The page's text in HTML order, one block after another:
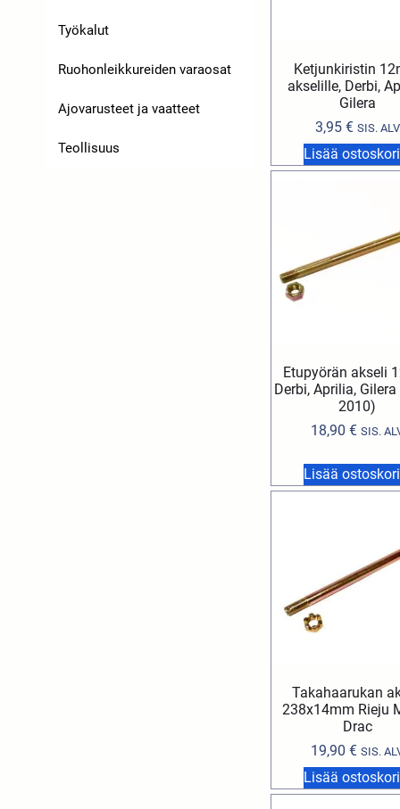
Työkalut
Ruohonleikkureiden varaosat
Ajovarusteet ja vaatteet
Teollisuus
Ketjunkiristin
akselille, Derbi,
Gilera
3,95 € SIS. ALV
Lisää
Etupyörän akseli
Derbi, Aprilia,
2010)
18,90€ SIS.
Lisää
Takahaarukan
238x14mm Rieju
Drac
19,90€ SIS.
Lisää